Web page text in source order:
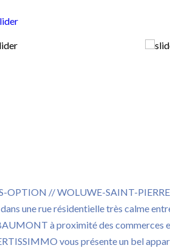
OPTION // WOLUWE-SAINT-
une rue résidentielle très calme
à proximité des commerces
vous présente un bel